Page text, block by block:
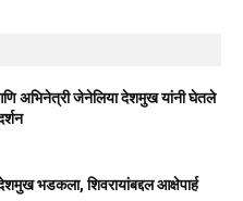
अभिनेत्री जेनेलिया देशमुख यांनी घेतले
भडकला, शिवरायांबद्दल आक्षेपार्ह